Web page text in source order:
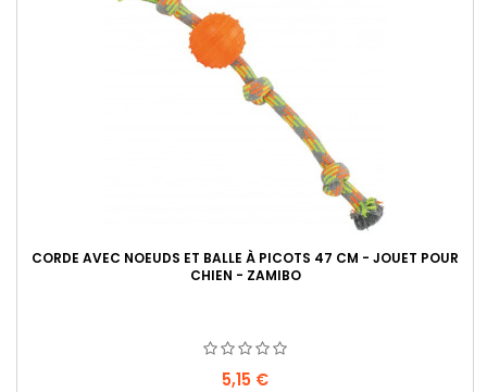
CORDE AVEC NOEUDS ET BALLE À PICOTS 47 CM - JOUET POUR
CHIEN - ZAMIBO
Prix
5,15 €